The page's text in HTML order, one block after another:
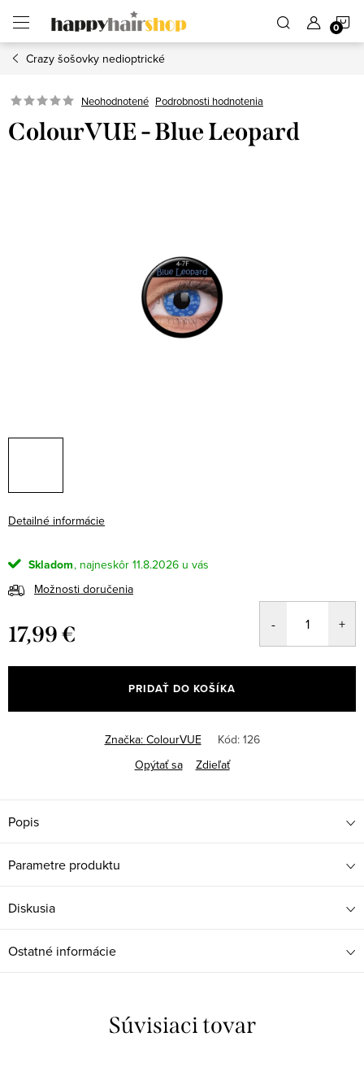
obsah
Crazy šošovky nedioptrické
Neohodnotené Podrobnosti hodnotenia
ColourVUE - Blue Leopard
Detailné informácie
Skladom
11.8.2026
Možnosti doručenia
17,99 €
cena:
PRIDAŤ DO KOŠÍKA
Značka: ColourVUE Kód: 126
Opýtať sa
Zdieľať
Popis
Parametre produktu
Diskusia
Ostatné informácie
Súvisiaci tovar